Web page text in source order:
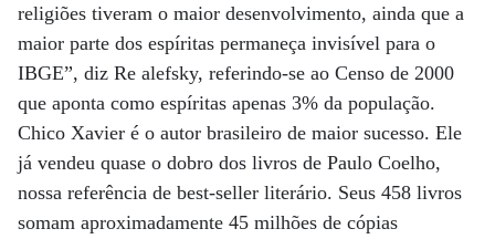
religiões tiveram o maior desenvolvimento, ainda que a
maior parte dos espíritas permaneça invisível para o
IBGE”, diz Re alefsky, referindo-se ao Censo de 2000
que aponta como espíritas apenas 3% da população.
Chico Xavier é o autor brasileiro de maior sucesso. Ele
já vendeu quase o dobro dos livros de Paulo Coelho,
nossa referência de best-seller literário. Seus 458 livros
somam aproximadamente 45 milhões de cópias